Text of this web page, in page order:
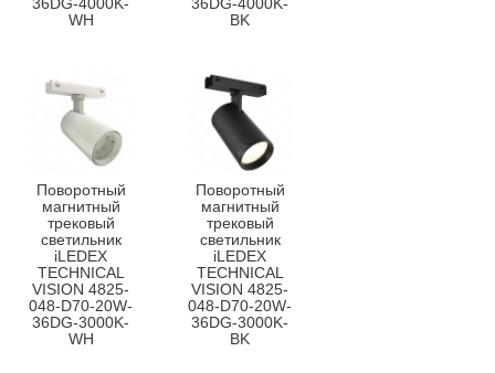
WH
BK
Поворотный
магнитный
трековый
светильник
iLEDEX
TECHNICAL
VISION 4825-
048-D70-20W-
36DG-3000K-
WH
Поворотный
магнитный
трековый
светильник
iLEDEX
TECHNICAL
VISION 4825-
048-D70-20W-
36DG-3000K-
BK